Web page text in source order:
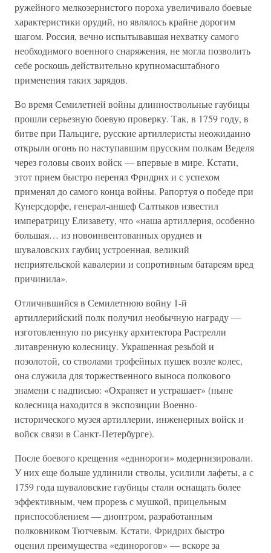
ружейного мелкозернистого пороха увеличивало боевые
характеристики орудий, но являлось крайне дорогим
шагом. Россия, вечно испытывавшая нехватку самого
необходимого военного снаряжения, не могла позволить
себе роскошь действительно крупномасштабного
применения таких зарядов.
Во время Семилетней войны длинноствольные гаубицы
прошли серьезную боевую проверку. Так, в 1759 году, в
битве при Пальциге, русские артиллеристы неожиданно
открыли огонь по наступавшим прусским полкам Веделя
через головы своих войск — впервые в мире. Кстати,
этот прием быстро перенял Фридрих и с успехом
применял до самого конца войны. Рапортуя о победе при
Кунерсдорфе, генерал-аншеф Салтыков известил
императрицу Елизавету, что «наша артиллерия, особенно
большая… из новоинвентованных орудиев и
шуваловских гаубиц устроенная, великий
неприятельской кавалерии и сопротивным батареям вред
причинила».
Отличившийся в Семилетнюю войну 1-й
артиллерийский полк получил необычную награду —
изготовленную по рисунку архитектора Растрелли
литавренную колесницу. Украшенная резьбой и
позолотой, со стволами трофейных пушек возле колес,
она служила для торжественного выноса полкового
знамени с надписью: «Охраняет и устрашает» (ныне
колесница находится в экспозиции Военно-
исторического музея артиллерии, инженерных войск и
войск связи в Санкт-Петербурге).
После боевого крещения «единороги» модернизировали.
У них еще больше удлинили стволы, усилили лафеты, а с
1759 года шуваловские гаубицы стали оснащать более
эффективным, чем прорезь с мушкой, прицельным
приспособлением — диоптром, разработанным
полковником Тютчевым. Кстати, Фридрих быстро
оценил преимущества «единорогов» — вскоре за